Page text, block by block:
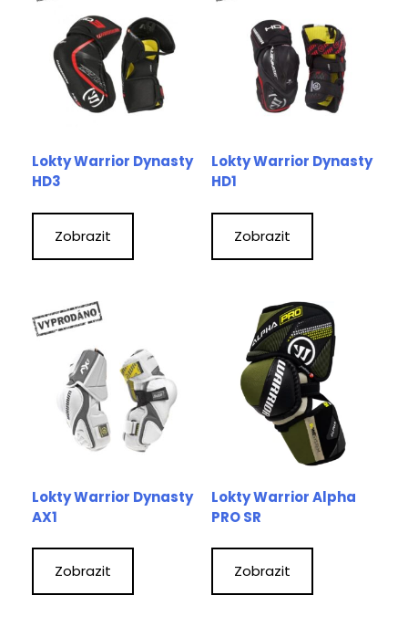
Lokty Warrior Dynasty
HD3
Zobrazit
Lokty Warrior Dynasty
HD1
Zobrazit
Lokty Warrior Dynasty
AX1
Zobrazit
Lokty Warrior Alpha
PRO SR
Zobrazit